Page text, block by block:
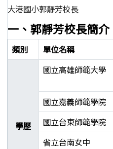
大港國小郭靜芳校長
一、郭靜芳校長簡介
類別 單位名稱
學歷
國立高雄師範大學
國立嘉義師範學院
國立台東師範學院
省立台南女中